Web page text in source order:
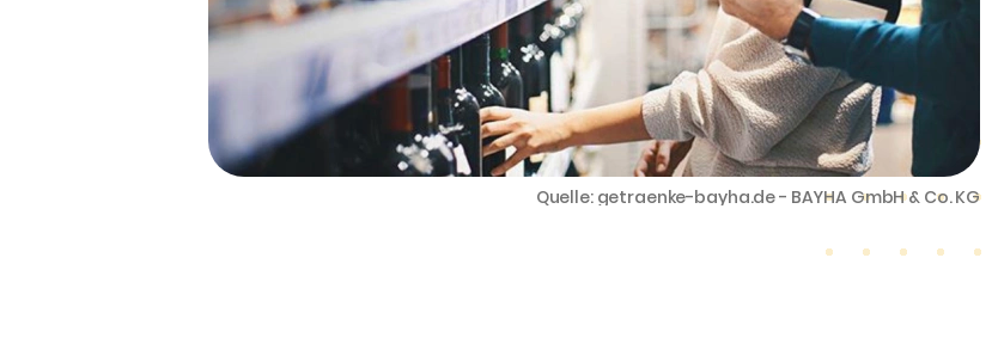
Quelle: getraenke-bayha.de - BAYHA GmbH & Co. KG